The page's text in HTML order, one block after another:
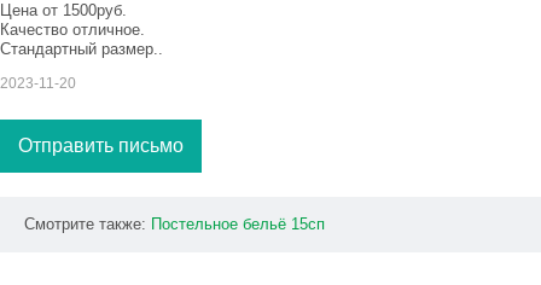
Цена от 1500руб.
Качество отличное.
Стандартный размер..
2023-11-20
Отправить письмо
Смотрите также: Постельное бельё 15сп